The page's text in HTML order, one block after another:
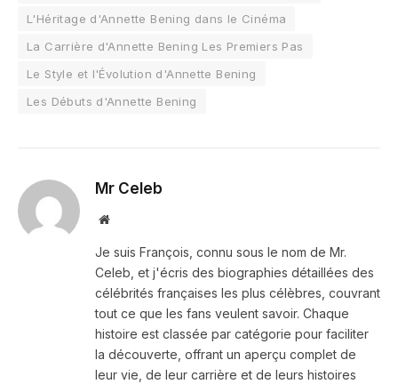
L'Héritage d'Annette Bening dans le Cinéma
La Carrière d'Annette Bening Les Premiers Pas
Le Style et l'Évolution d'Annette Bening
Les Débuts d'Annette Bening
Mr Celeb
Website
Je suis François, connu sous le nom de Mr.
Celeb, et j'écris des biographies détaillées des
célébrités françaises les plus célèbres, couvrant
tout ce que les fans veulent savoir. Chaque
histoire est classée par catégorie pour faciliter
la découverte, offrant un aperçu complet de
leur vie, de leur carrière et de leurs histoires